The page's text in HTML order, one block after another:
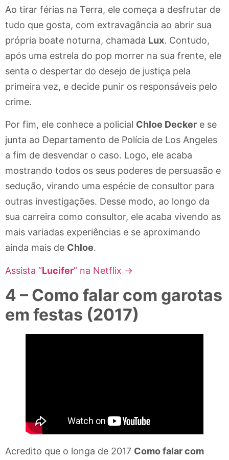
Ao tirar férias na Terra, ele começa a desfrutar de
tudo que gosta, com extravagância ao abrir sua
própria boate noturna, chamada Lux. Contudo,
após uma estrela do pop morrer na sua frente, ele
senta o despertar do desejo de justiça pela
primeira vez, e decide punir os responsáveis pelo
crime.
Por fim, ele conhece a policial Chloe Decker e se
junta ao Departamento de Polícia de Los Angeles
a fim de desvendar o caso. Logo, ele acaba
mostrando todos os seus poderes de persuasão e
sedução, virando uma espécie de consultor para
outras investigações. Desse modo, ao longo da
sua carreira como consultor, ele acaba vivendo as
mais variadas experiências e se aproximando
ainda mais de Chloe.
Assista “Lucifer” na Netflix →
4 – Como falar com garotas
em festas (2017)
Acredito que o longa de 2017 Como falar com